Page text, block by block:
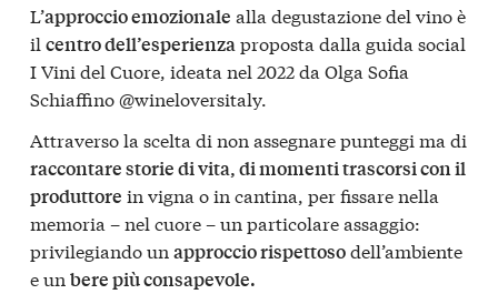
L’approccio emozionale alla degustazione del vino è
il centro dell’esperienza proposta dalla guida social
I Vini del Cuore, ideata nel 2022 da Olga Sofia
Schiaffino @wineloversitaly.
Attraverso la scelta di non assegnare punteggi ma di
raccontare storie di vita, di momenti trascorsi con il
produttore in vigna o in cantina, per fissare nella
memoria – nel cuore – un particolare assaggio:
privilegiando un approccio rispettosodell’ambiente
e un bere più consapevole.